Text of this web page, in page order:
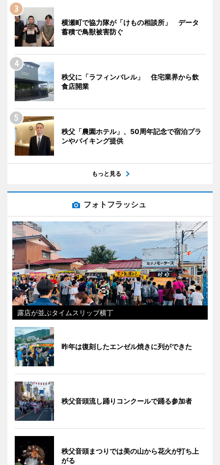
横瀬町で協力隊が「けもの相談所」 データ
蓄積で鳥獣被害防ぐ
秩父に「ラフィンバレル」 住宅業界から飲
食店開業
秩父「農園ホテル」、50周年記念で宿泊プラ
ンやバイキング提供
もっと見る
フォトフラッシュ
露店が並ぶタイムスリップ横丁
昨年は復刻したエンゼル焼きに列ができた
秩父音頭流し踊りコンクールで踊る参加者
秩父音頭まつりでは美の山から花火が打ち上
がる